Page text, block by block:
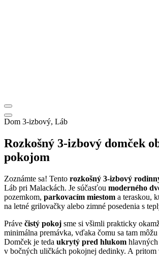
Dom 3-izbový, Láb
Rozkošný 3-izbový domček
pokojom
Zoznámte sa! Tento rozkošný 3-izbový
Láb pri Malackách. Je súčasťou moderného
pozemkom, parkovacím miestom a teraskou,
na letné grilovačky alebo zimné posedenia s
Práve čistý pokoj sme si všimli prakticky
minimálna premávka, vďaka čomu sa tam
Domček je teda ukrytý pred hlukom
v bočných uličkách pokojnej dedinky. A pritom